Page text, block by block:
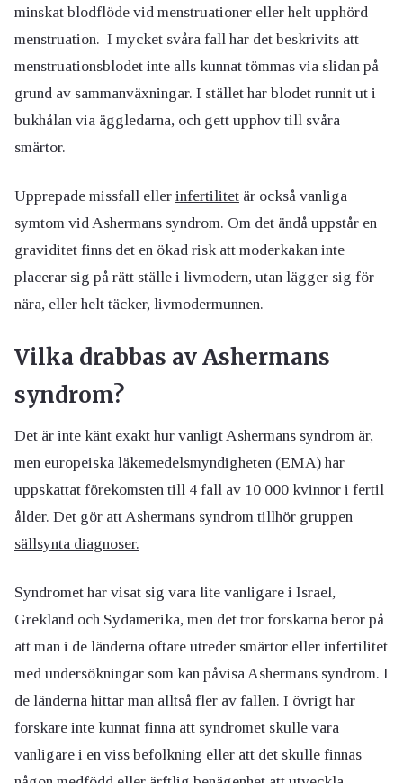
minskat blodflöde vid menstruationer eller helt upphörd
menstruation. I mycket svåra fall har det beskrivits att
menstruationsblodet inte alls kunnat tömmas via slidan på
grund av sammanväxningar. I stället har blodet runnit ut i
bukhålan via äggledarna, och gett upphov till svåra
smärtor.
Upprepade missfall eller infertilitet är också vanliga
symtom vid Ashermans syndrom. Om det ändå uppstår en
graviditet finns det en ökad risk att moderkakan inte
placerar sig på rätt ställe i livmodern, utan lägger sig för
nära, eller helt täcker, livmodermunnen.
Vilka drabbas av Ashermans
syndrom?
Det är inte känt exakt hur vanligt Ashermans syndrom är,
men europeiska läkemedelsmyndigheten (EMA) har
uppskattat förekomsten till 4 fall av 10 000 kvinnor i fertil
ålder. Det gör att Ashermans syndrom tillhör gruppen
sällsynta diagnoser.
Syndromet har visat sig vara lite vanligare i Israel,
Grekland och Sydamerika, men det tror forskarna beror på
att man i de länderna oftare utreder smärtor eller infertilitet
med undersökningar som kan påvisa Ashermans syndrom. I
de länderna hittar man alltså fler av fallen. I övrigt har
forskare inte kunnat finna att syndromet skulle vara
vanligare i en viss befolkning eller att det skulle finnas